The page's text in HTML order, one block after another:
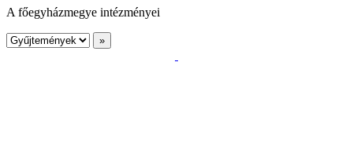
A főegyházmegye intézményei